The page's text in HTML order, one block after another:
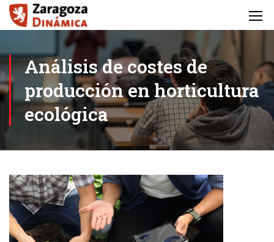
Análisis de costes de
producción en horticultura
ecológica